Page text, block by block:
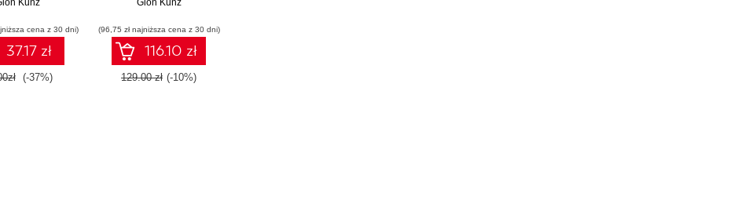
Kunz
cena z 30 dni)
37.17 zł
(-37%)
interfaces with Angular -
Gion Kunz
(96,75 zł najniższa cena z 30 dni)
116.10 zł
129.00 zł (-10%)